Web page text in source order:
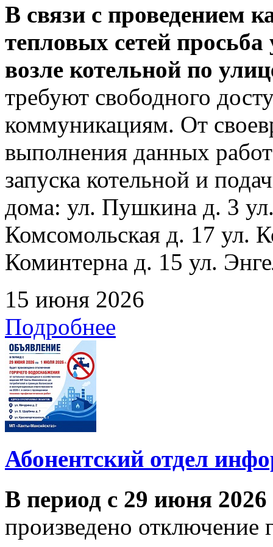
В связи с проведением
тепловых сетей
возле котельной по
требуют свободного
коммуникациям. От
выполнения данных
запуска котельной и
дома: ул. Пушкина д. 3
Комсомольская д. 17 ул.
Коминтерна д. 15 ул.
15 июня 2026
Подробнее
Абонентский отдел
В период с 29 июня
произведено отключение